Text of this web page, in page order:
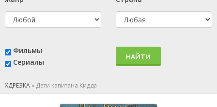
Фильмы
Сериалы
НАЙТИ
ХДРЕЗКА» Дети капитана Кидда